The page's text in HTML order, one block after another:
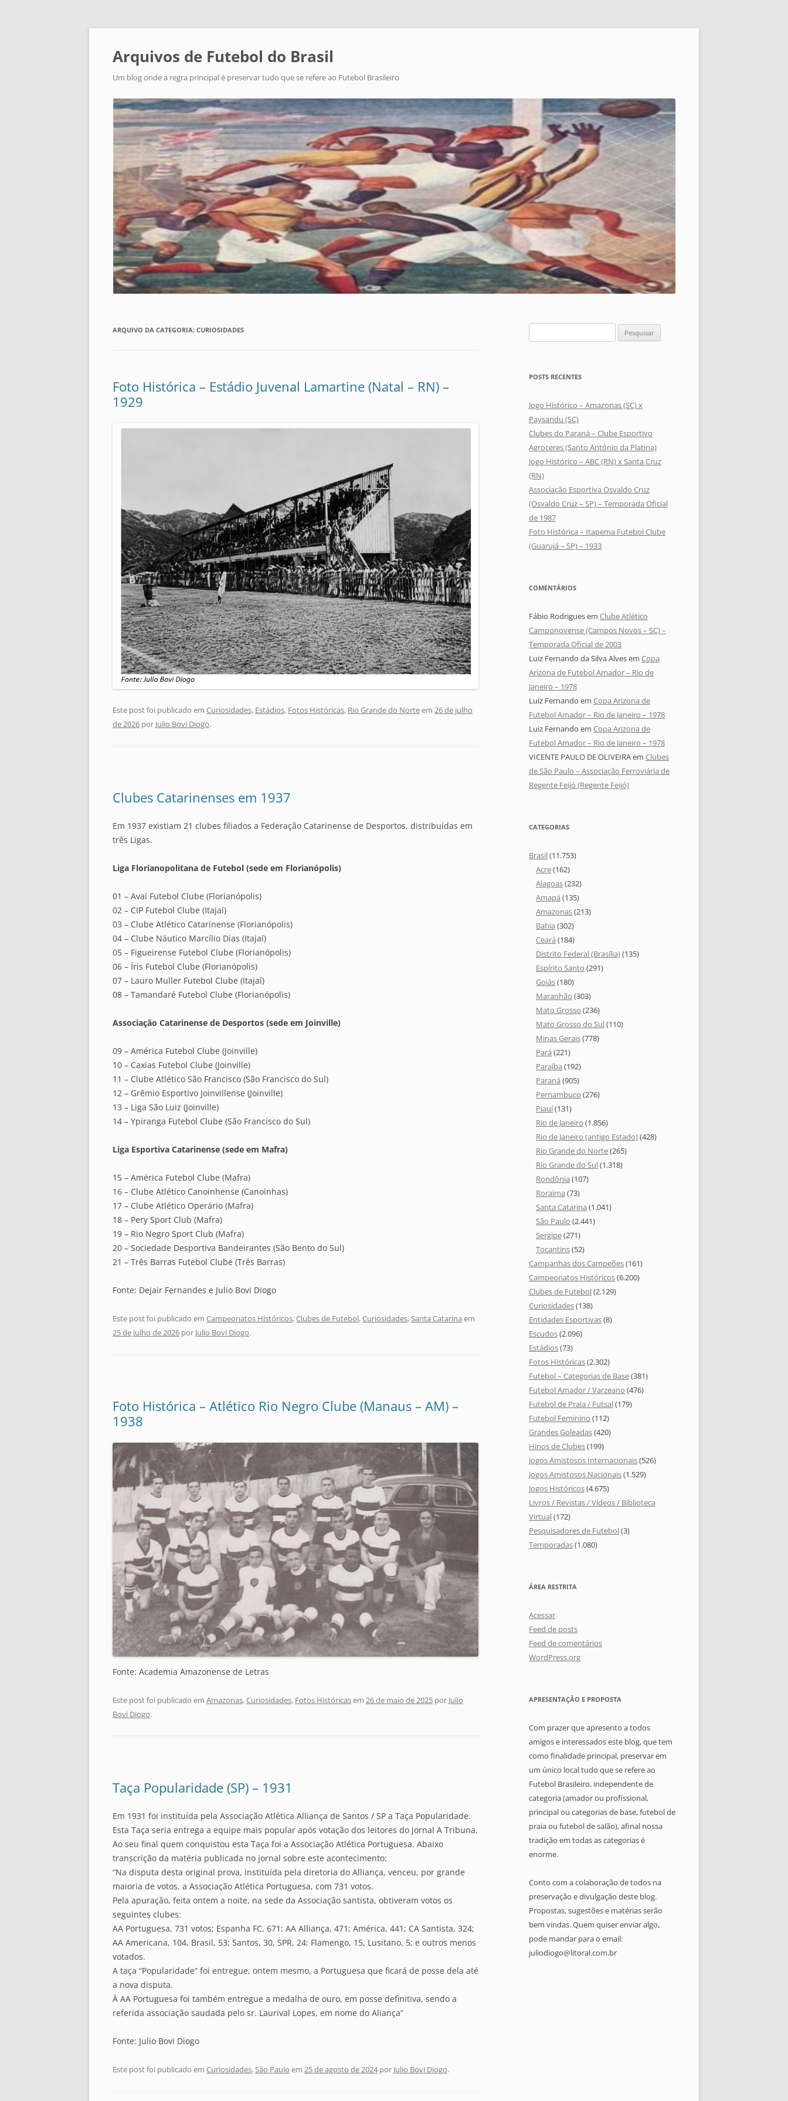
Arquivos de Futebol do Brasil
Um blog onde a regra principal é preservar tudo que se refere ao Futebol Brasileiro
ARQUIVO DA CATEGORIA: CURIOSIDADES
Foto Histórica – Estádio Juvenal Lamartine (Natal – RN) –
1929
Este post foi publicado em Curiosidades, Estádios, Fotos Históricas, Rio Grande do Norteem 26 de julho
de 2026 por Julio Bovi Diogo.
Clubes Catarinenses em 1937
Em 1937 existiam 21 clubes filiados a Federação Catarinense de Desportos, distribuídas em
três Ligas.
Liga Florianopolitana de Futebol (sede em Florianópolis)
01 – Avaí Futebol Clube (Florianópolis)
02 – CIP Futebol Clube (Itajaí)
03 – Clube Atlético Catarinense (Florianópolis)
04 – Clube Náutico Marcílio Dias (Itajaí)
05 – Figueirense Futebol Clube (Florianópolis)
06 – Íris Futebol Clube (Florianópolis)
07 – Lauro Muller Futebol Clube (Itajaí)
08 – Tamandaré Futebol Clube (Florianópolis)
Associação Catarinense de Desportos (sede em Joinville)
09 – América Futebol Clube (Joinville)
10 – Caxias Futebol Clube (Joinville)
11 – Clube Atlético São Francisco (São Francisco do Sul)
12 – Grêmio Esportivo Joinvillense (Joinville)
13 – Liga São Luiz (Joinville)
14 – Ypiranga Futebol Clube (São Francisco do Sul)
Liga Esportiva Catarinense (sede em Mafra)
15 – América Futebol Clube (Mafra)
16 – Clube Atlético Canoinhense (Canoinhas)
17 – Clube Atlético Operário (Mafra)
18 – Pery Sport Club (Mafra)
19 – Rio Negro Sport Club (Mafra)
20 – Sociedade Desportiva Bandeirantes (São Bento do Sul)
21 – Três Barras Futebol Clube (Três Barras)
Fonte: Dejair Fernandes e Julio Bovi Diogo
Este post foi publicado em Campeonatos Históricos,Clubes de Futebol,Curiosidades,Santa Catarina em
25 de julho de 2026 por Julio Bovi Diogo.
Foto Histórica – Atlético Rio Negro Clube (Manaus – AM) –
1938
Fonte: Academia Amazonense de Letras
Este post foi publicado em Amazonas,Curiosidades, Fotos Históricasem 26 de maio de 2025 por Julio
Bovi Diogo.
Taça Popularidade (SP) – 1931
Em 1931 foi instituída pela Associação Atlética Alliança de Santos / SP a Taça Popularidade.
Esta Taça seria entrega a equipe mais popular após votação dos leitores do jornal A Tribuna.
Ao seu final quem conquistou esta Taça foi a Associação Atlética Portuguesa. Abaixo
transcrição da matéria publicada no jornal sobre este acontecimento:
“Na disputa desta original prova, instituída pela diretoria do Alliança, venceu, por grande
maioria de votos, a Associação Atlética Portuguesa, com 731 votos.
Pela apuração, feita ontem a noite, na sede da Associação santista, obtiveram votos os
seguintes clubes:
AA Portuguesa, 731 votos; Espanha FC, 671; AA Alliança, 471; América, 441; CA Santista, 324;
AA Americana, 104, Brasil, 53; Santos, 30, SPR, 24; Flamengo, 15, Lusitano, 5; e outros menos
votados.
A taça “Popularidade” foi entregue, ontem mesmo, a Portuguesa que ficará de posse dela até
a nova disputa.
À AA Portuguesa foi também entregue a medalha de ouro, em posse definitiva, sendo a
referida associação saudada pelo sr. Laurival Lopes, em nome do Aliança”
Fonte: Julio Bovi Diogo
Este post foi publicado em Curiosidades,São Paulo em 25 de agosto de 2024por Julio Bovi Diogo.
por:
POSTS RECENTES
Jogo Histórico – Amazonas (SC) x
Paysandu (SC)
Clubes do Paraná – Clube Esportivo
Agroceres (Santo Antônio da Platina)
Jogo Histórico – ABC (RN) x Santa Cruz
(RN)
Associação Esportiva Osvaldo Cruz
(Osvaldo Cruz – SP) – Temporada Oficial
de 1987
Foto Histórica – Itapema Futebol Clube
(Guarujá – SP) – 1933
COMENTÁRIOS
Fábio Rodriguesem Clube Atlético
Camponovense (Campos Novos – SC) –
Temporada Oficial de 2003
Luiz Fernando da Silva Alvesem Copa
Arizona de Futebol Amador – Rio de
Janeiro – 1978
Luiz Fernando em Copa Arizona de
Futebol Amador – Rio de Janeiro – 1978
Luiz Fernando em Copa Arizona de
Futebol Amador – Rio de Janeiro – 1978
VICENTE PAULO DE OLIVEIRAem Clubes
de São Paulo – Associação Ferroviária de
Regente Feijó (Regente Feijó)
CATEGORIAS
Brasil(11.753)
Acre(162)
Alagoas(232)
Amapá (135)
Amazonas(213)
Bahia (302)
Ceará (184)
Distrito Federal (Brasília)(135)
Espírito Santo (291)
Goiás(180)
Maranhão (303)
Mato Grosso (236)
Mato Grosso do Sul(110)
Minas Gerais(778)
Pará (221)
Paraíba (192)
Paraná (905)
Pernambuco (276)
Piauí(131)
Rio de Janeiro (1.856)
Rio de Janeiro (antigo Estado)(428)
Rio Grande do Norte(265)
Rio Grande do Sul(1.318)
Rondônia (107)
Roraima (73)
Santa Catarina (1.041)
São Paulo (2.441)
Sergipe(271)
Tocantins(52)
Campanhas dos Campeões(161)
Campeonatos Históricos(6.200)
Clubes de Futebol(2.129)
Curiosidades(138)
Entidades Esportivas(8)
Escudos(2.096)
Estádios(73)
Fotos Históricas(2.302)
Futebol – Categorias de Base(381)
Futebol Amador / Varzeano (476)
Futebol de Praia / Futsal(179)
Futebol Feminino (112)
Grandes Goleadas(420)
Hinos de Clubes(199)
Jogos Amistosos Internacionais(526)
Jogos Amistosos Nacionais(1.529)
Jogos Históricos(4.675)
Livros / Revistas / Vídeos / Biblioteca
Virtual(172)
Pesquisadores de Futebol(3)
Temporadas(1.080)
ÁREA RESTRITA
Acessar
Feed de posts
Feed de comentários
WordPress.org
APRESENTAÇÃO E PROPOSTA
Com prazer que apresento a todos
amigos e interessados este blog, que tem
como finalidade principal, preservar em
um único local tudo que se refere ao
Futebol Brasileiro, independente de
categoria (amador ou profissional,
principal ou categorias de base, futebol de
praia ou futebol de salão), afinal nossa
tradição em todas as categorias é
enorme.
Conto com a colaboração de todos na
preservação e divulgação deste blog.
Propostas, sugestões e matérias serão
bem vindas. Quem quiser enviar algo,
pode mandar para o email:
juliodiogo@litoral.com.br